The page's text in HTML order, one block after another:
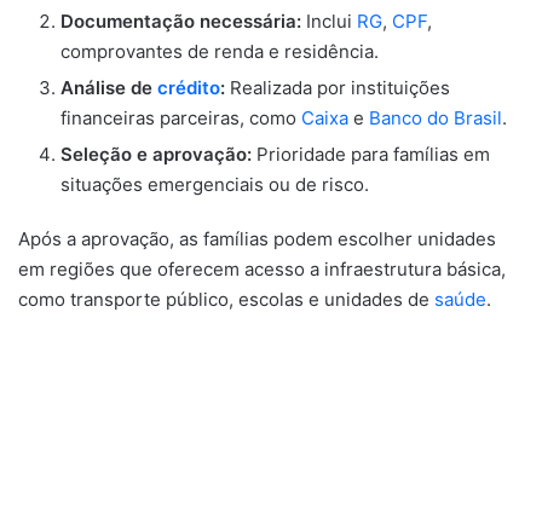
Documentação necessária: Inclui RG, CPF,
comprovantes de renda e residência.
Análise de crédito: Realizada por instituições
financeiras parceiras, como Caixa e Banco do Brasil.
Seleção e aprovação: Prioridade para famílias em
situações emergenciais ou de risco.
Após a aprovação, as famílias podem escolher unidades
em regiões que oferecem acesso a infraestrutura básica,
como transporte público, escolas e unidades de saúde.